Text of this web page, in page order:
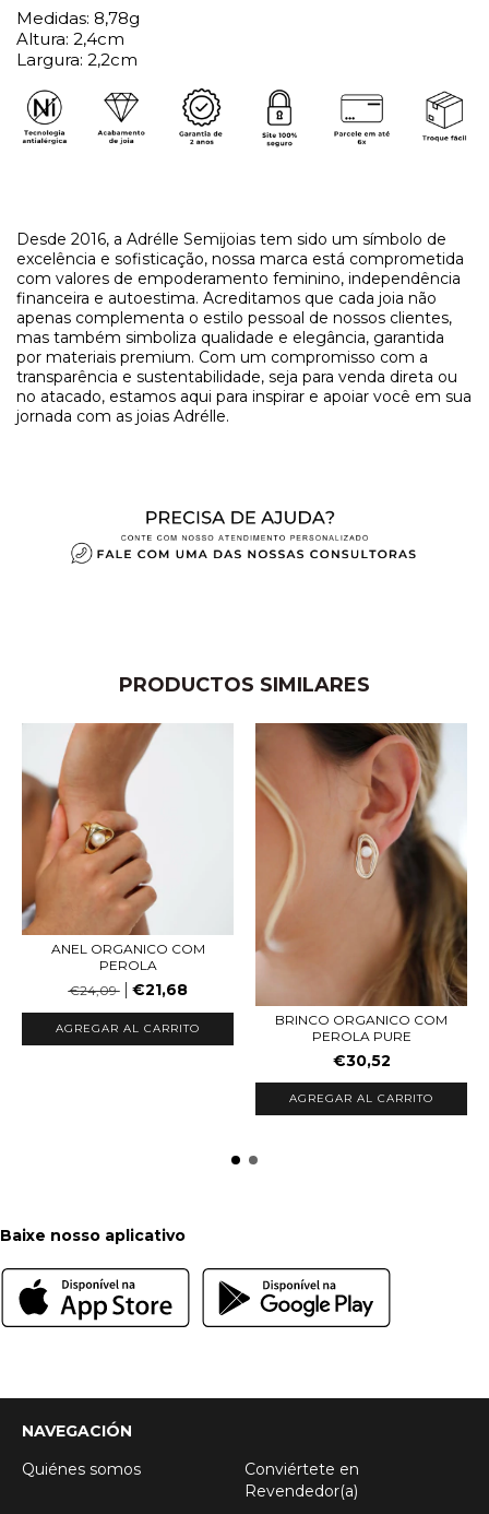
Medidas: 8,78g
Altura: 2,4cm
Largura: 2,2cm
Desde 2016, a Adrélle Semijoias tem sido um símbolo de
excelência e sofisticação, nossa marca está comprometida
com valores de empoderamento feminino, independência
financeira e autoestima. Acreditamos que cada joia não
apenas complementa o estilo pessoal de nossos clientes,
mas também simboliza qualidade e elegância, garantida
por materiais premium. Com um compromisso com a
transparência e sustentabilidade, seja para venda direta ou
no atacado, estamos aqui para inspirar e apoiar você em sua
jornada com as joias Adrélle.
PRODUCTOS SIMILARES
ANEL ORGANICO COM
PEROLA
€24,09
€21,68
AGREGAR AL CARRITO
BRINCO ORGANICO COM
PEROLA PURE
€30,52
Baixe nosso aplicativo
NAVEGACIÓN
Quiénes somos
Conviértete en
Revendedor(a)